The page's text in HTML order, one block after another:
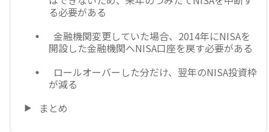
る必要がある
金融機関変更していた場合、2014年にNISAを
開設した金融機関へNISA口座を戻す必要がある
ロールオーバーした分だけ、翌年のNISA投資枠
が減る
まとめ